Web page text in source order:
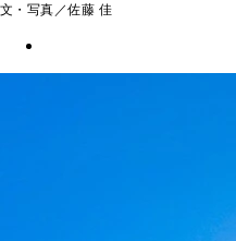
文・写真／佐藤 佳